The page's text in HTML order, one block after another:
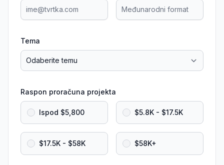
Tema
Raspon proračuna projekta
Ispod $5,800 $5.8K - $17.5K
$17.5K - $58K $58K+